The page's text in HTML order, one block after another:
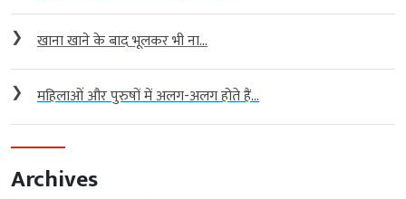
❯ खाना खाने के बाद भूलकर भी ना...
❯ महिलाओं और पुरुषों में अलग-अलग होते हैं...
Archives